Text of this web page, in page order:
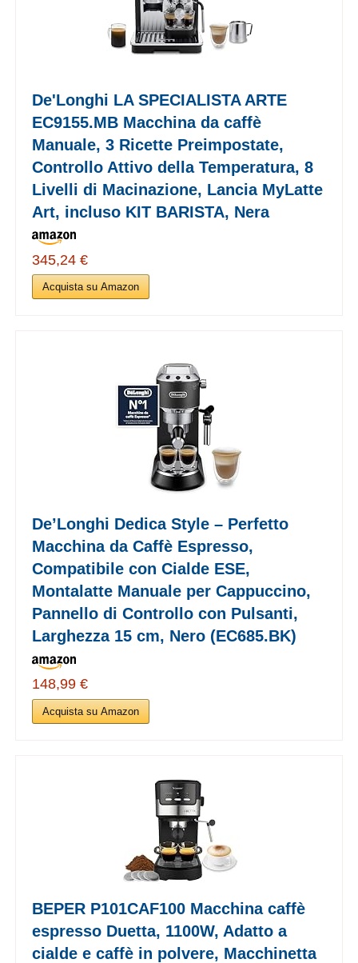
De'Longhi LA SPECIALISTA ARTE
EC9155.MB Macchina da caffè
Manuale, 3 Ricette Preimpostate,
Controllo Attivo della Temperatura, 8
Livelli di Macinazione, Lancia MyLatte
Art, incluso KIT BARISTA, Nera
345,24 €
Acquista su Amazon
De’Longhi Dedica Style – Perfetto
Macchina da Caffè Espresso,
Compatibile con Cialde ESE,
Montalatte Manuale per Cappuccino,
Pannello di Controllo con Pulsanti,
Larghezza 15 cm, Nero (EC685.BK)
148,99 €
Acquista su Amazon
BEPER P101CAF100 Macchina caffè
espresso Duetta, 1100W, Adatto a
cialde e caffè in polvere, Macchinetta